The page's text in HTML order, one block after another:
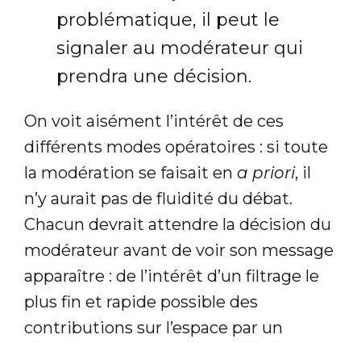
problématique, il peut le
signaler au modérateur qui
prendra une décision.
On voit aisément l’intérêt de ces
différents modes opératoires : si toute
la modération se faisait en a priori, il
n’y aurait pas de fluidité du débat.
Chacun devrait attendre la décision du
modérateur avant de voir son message
apparaître : de l’intérêt d’un filtrage le
plus fin et rapide possible des
contributions sur l’espace par un